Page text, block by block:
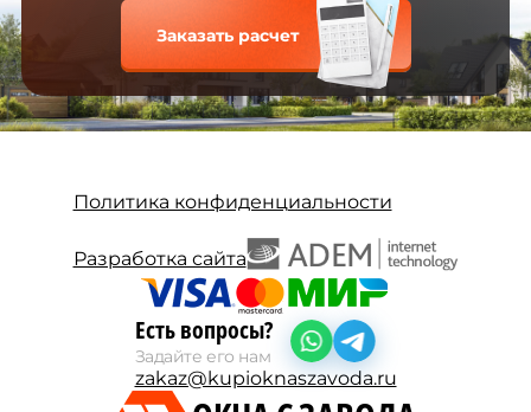
Заказать расчет
Политика конфиденциальности
Разработка сайта
Есть вопросы?
Задайте его нам
zakaz@kupioknaszavoda.ru